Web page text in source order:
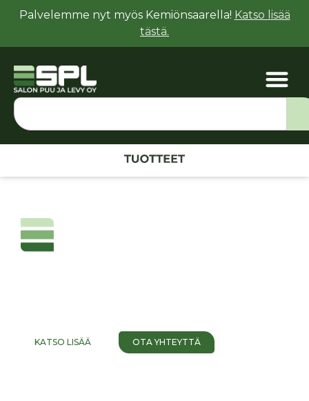
Palvelemme nyt myös Kemiönsaarella! Katso lisää
tästä.
KATSO LISÄÄ OTA YHTEYTTÄ